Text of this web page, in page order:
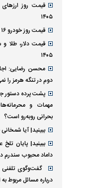
۱۴۰۵
قیمت روز خودرو ۱۶ مرداد ۱۴۰۵
۱۴۰۵
محسن رضایی:
دوم در تنگه هرمز را
پشت پرده دستور
مهمات و
بحرانی روبه‌رو است؟
ببینید| آیا
ببینید| پایان
داماد محبوب سندرم
گفت‌وگوی
درباره مسائل مربوط به